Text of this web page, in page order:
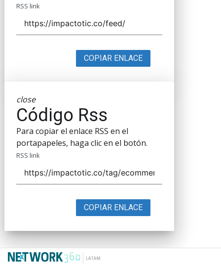
RSS link
COPIAR ENLACE
close
Código Rss
Para copiar el enlace RSS en el
portapapeles, haga clic en el botón.
RSS link
COPIAR ENLACE